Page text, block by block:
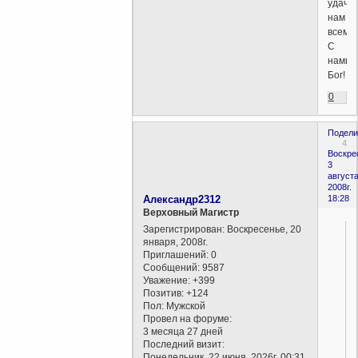
удачи
нам
всем.
С
нами
Бог!
0
4
3
2008г.
18:28
Александр2312
Верховный Магистр
Зарегистрирован: Воскресенье, 20
января, 2008г.
Приглашений: 0
Сообщений: 9587
Уважение: +399
Позитив: +124
Пол: Мужской
Провел на форуме:
3 месяца 27 дней
Последний визит: